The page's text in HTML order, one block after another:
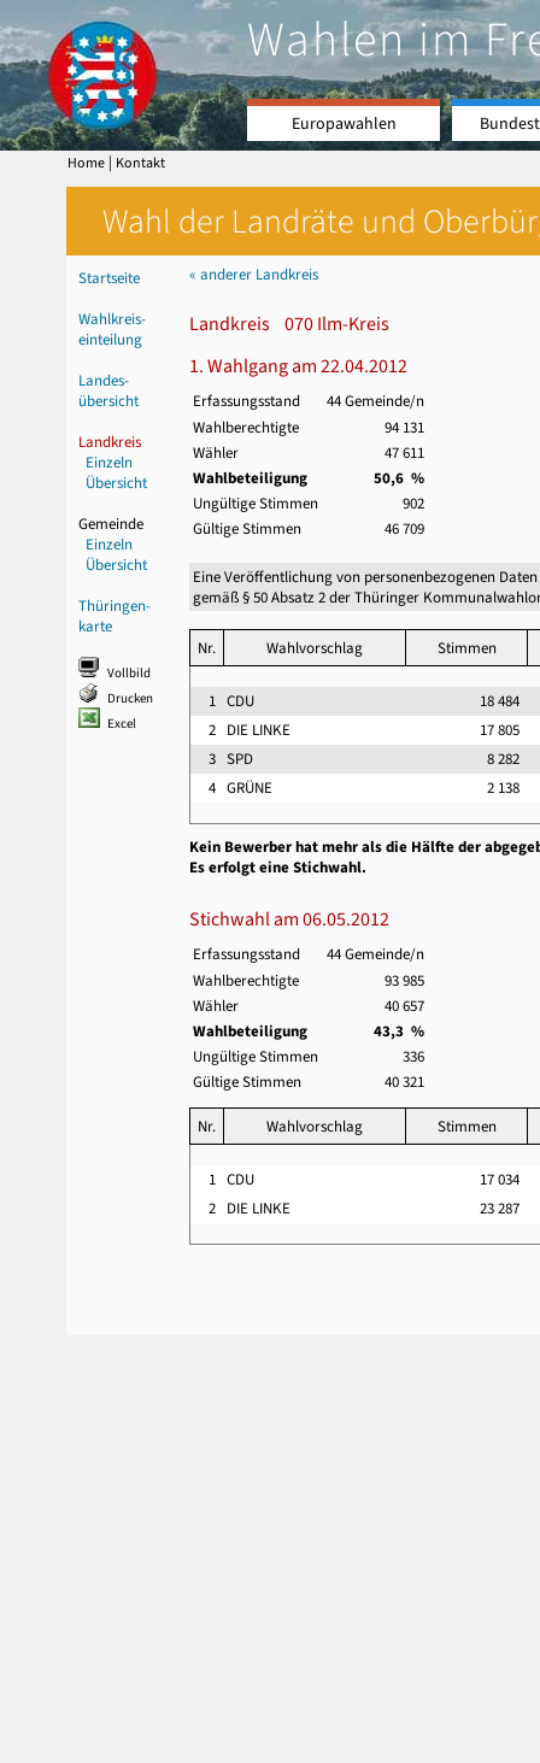
Wahlen im
Europawahlen
Home | Kontakt
Wahl der Landräte und
Startseite
Wahlkreis-
einteilung
Landes-
übersicht
Landkreis
Einzeln
Übersicht
Gemeinde
Einzeln
Übersicht
Thüringen-
karte
Vollbild
Drucken
Excel
« anderer Landkreis
Landkreis 070 Ilm-Kreis
1. Wahlgang am 22.04.2012
Erfassungsstand
44 Gemeinde/n
Wahlberechtigte
94 131
Wähler
47 611
Wahlbeteiligung
50,6 %
Ungültige Stimmen
902
Gültige Stimmen
46 709
Eine Veröffentlichung von personenbezogenen
gemäß § 50 Absatz 2 der Thüringer
Nr. Wahlvorschlag Stimmen
1 CDU
18 484
2 DIE LINKE
17 805
3 SPD
8 282
4 GRÜNE 2 138
Kein Bewerber hat mehr als die Hälfte der
Es erfolgt eine Stichwahl.
Stichwahl am 06.05.2012
Erfassungsstand
44 Gemeinde/n
Wahlberechtigte
93 985
Wähler
40 657
Wahlbeteiligung
43,3 %
Ungültige Stimmen
336
Gültige Stimmen
40 321
Nr. Wahlvorschlag Stimmen
1 CDU
17 034
2 DIE LINKE 23 287